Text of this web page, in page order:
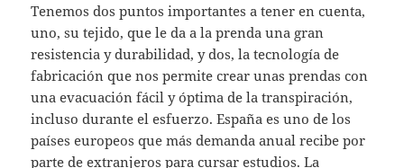
Tenemos dos puntos importantes a tener en cuenta,
uno, su tejido, que le da a la prenda una gran
resistencia y durabilidad, y dos, la tecnología de
fabricación que nos permite crear unas prendas con
una evacuación fácil y óptima de la transpiración,
incluso durante el esfuerzo. España es uno de los
países europeos que más demanda anual recibe por
parte de extranjeros para cursar estudios. La